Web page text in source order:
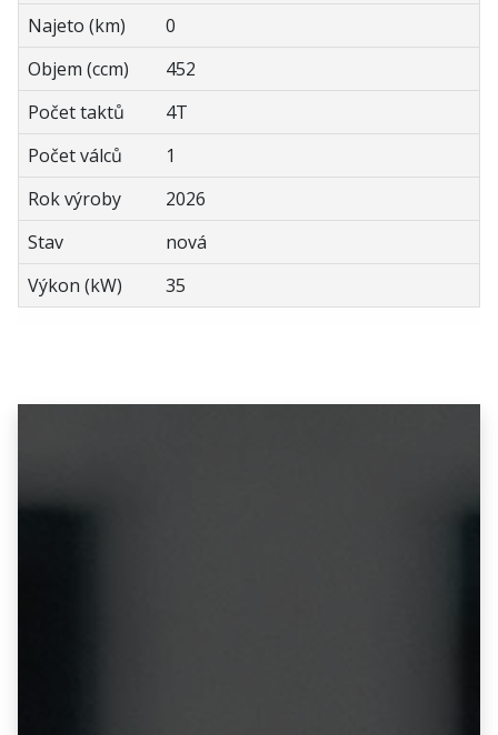
Najeto (km)
0
Objem (ccm)
452
Počet taktů
4T
Počet válců
1
Rok výroby
2026
Stav
nová
Výkon (kW)
35